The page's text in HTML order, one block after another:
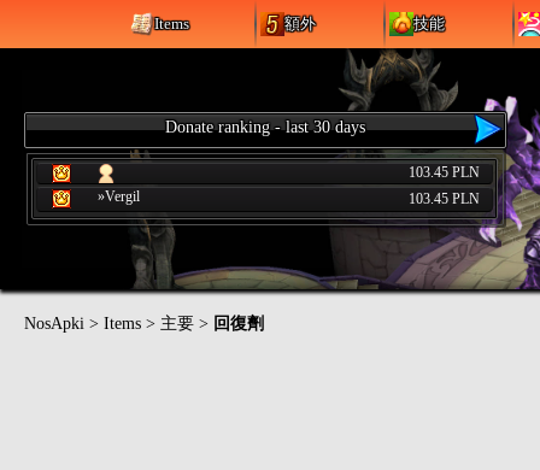
Items 額外 技能
Donate ranking - last 30 days
103.45 PLN
»Vergil
103.45 PLN
NosApki > Items > 主要 > 回復劑